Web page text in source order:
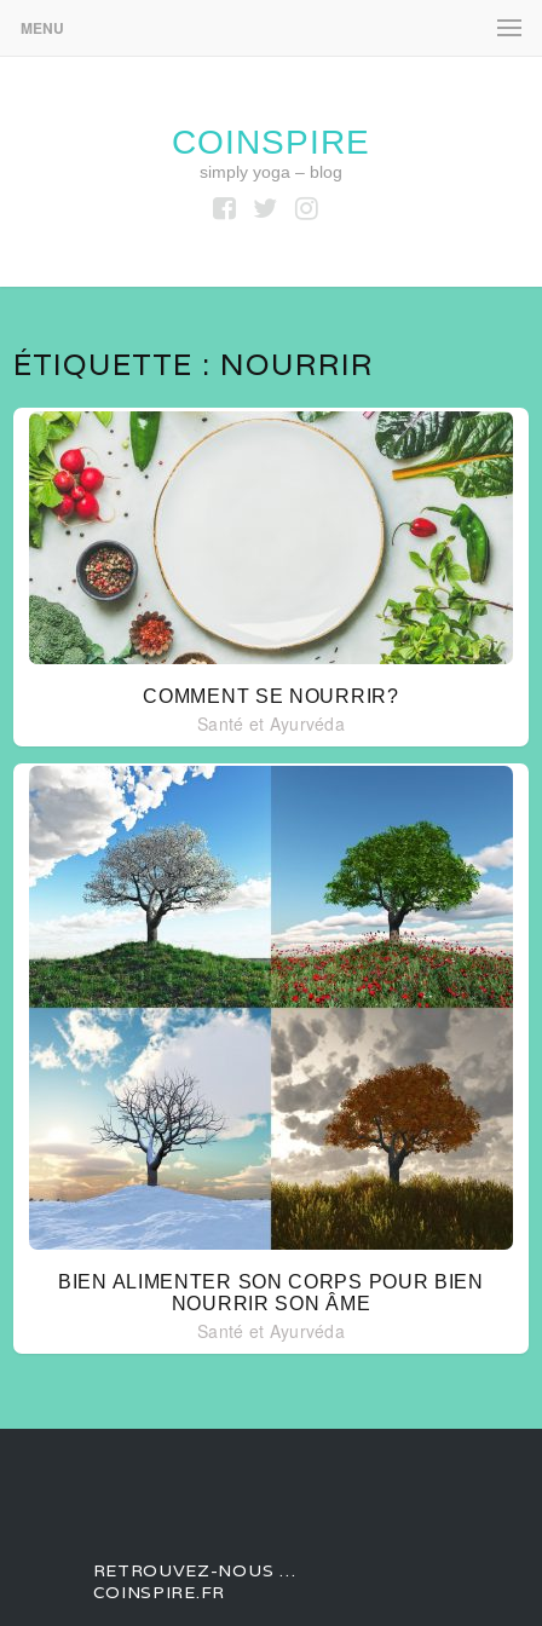
MENU
COINSPIRE
simply yoga – blog
ÉTIQUETTE : NOURRIR
COMMENT SE NOURRIR?
Santé et Ayurvéda
BIEN ALIMENTER SON CORPS POUR BIEN
NOURRIR SON ÂME
Santé et Ayurvéda
RETROUVEZ-NOUS …
COINSPIRE.FR